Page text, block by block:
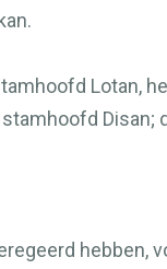
Lotan,
hebben,